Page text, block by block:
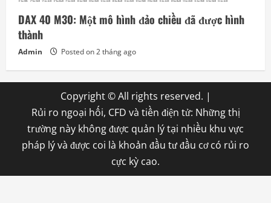
DAX 40 M30: Một mô hình đảo chiều đã được hình
thành
Admin Posted on 2 tháng ago
Copyright © All rights reserved. |
Rủi ro ngoại hối, CFD và tiền điện tử: Những thị
trường này không được quản lý tại nhiều khu vực
pháp lý và được coi là khoản đầu tư đầu cơ có rủi ro
cực kỳ cao.